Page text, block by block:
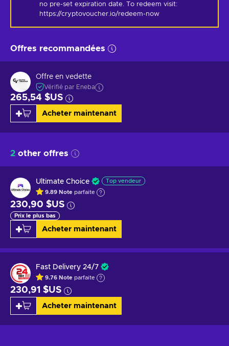
no pre-set expiration date. To redeem visit:
https://cryptovoucher.io/redeem-now
Offres recommandées
Offre en vedette
Vérifié par Eneba
265,54 $US
Acheter maintenant
2 other offres
Ultimate Choice Top vendeur
9.89 Note parfaite
230,90 $US
Prix le plus bas
Acheter maintenant
Fast Delivery 24/7
9.76 Note parfaite
230,91 $US
Acheter maintenant